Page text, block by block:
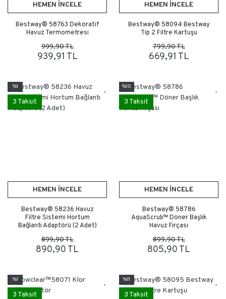
HEMEN İNCELE
Bestway® 58763 Dekoratif
Havuz Termometresi
999,90 TL
939,91 TL
HEMEN İNCELE
Bestway® 58094 Bestway
Tip 2 Filtre Kartuşu
799,90 TL
669,91 TL
%1
3 Taksit
HEMEN İNCELE
Bestway® 58236 Havuz
Filtre Sistemi Hortum
Bağlantı Adaptörü (2 Adet)
899,90 TL
890,90 TL
%10
3 Taksit
HEMEN İNCELE
Bestway® 58786
AquaScrub™ Döner Başlık
Havuz Fırçası
899,90 TL
805,90 TL
%1
3 Taksit
%11
3 Taksit